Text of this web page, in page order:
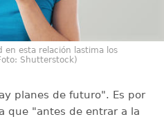
esta relación lastima los
Shutterstock)
planes de futuro". Es por
que "antes de entrar a la